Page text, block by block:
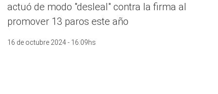
actuó de modo "desleal" contra la firma al
promover 13 paros este año
16 de octubre 2024 - 16:09hs